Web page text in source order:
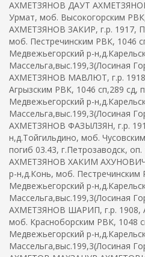
АХМЕТЗЯНОВ ДАУТ
Урмат, моб. Высокогорским
АХМЕТЗЯНОВ ЗАКИР, г.р. 1917,
моб. Пестречинским РВК, 1046
Медвежьегорский р-
Массельга,выс.199,3(Лосиная
АХМЕТЗЯНОВ МАВЛЮТ, г.р.
Агрызским РВК, 1046 сп,289 сд,
Медвежьегорский р-
Массельга,выс.199,3(Лосиная
АХМЕТЗЯНОВ ФАЗЫЛЗЯН, г.р.
н,д.Тойгильдино, моб.
погиб 03.43, г.Петрозаводск, оп.
АХМЕТЗЯНОВ ХАКИМ АХУНОВИЧ,
р-н,д.Конь, моб. Пестречинским
Медвежьегорский р-
Массельга,выс.199,3(Лосиная
АХМЕТЗЯНОВ ШАРИП, г.р. 1908,
моб. Красноборским РВК, 1048
Медвежьегорский р-
Массельга,выс.199,3(Лосиная